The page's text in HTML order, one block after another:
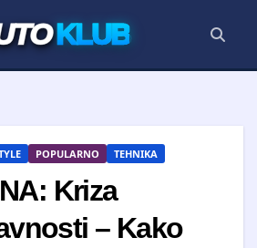
KLUB
POPULARNO TEHNIKA
Kriza
– Kako